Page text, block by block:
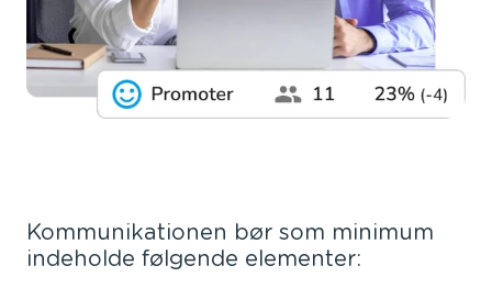
Kommunikationen bør som minimum
indeholde følgende elementer: